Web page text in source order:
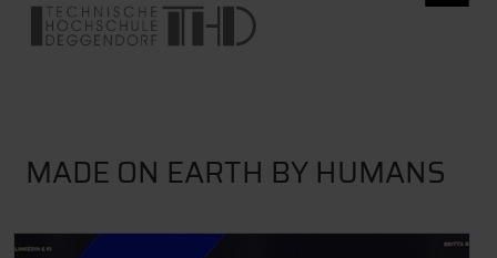
MADE ON EARTH BY HUMANS